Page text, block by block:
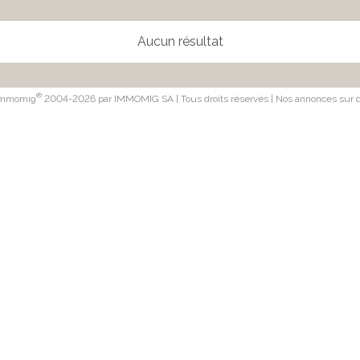
Aucun résultat
® 2004-2026 par IMMOMIG SA | Tous droits réservés | Nos annonces sur